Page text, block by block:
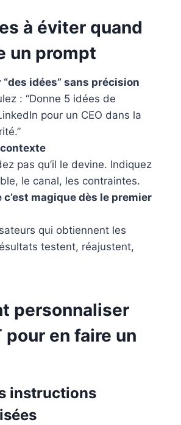
à éviter quand
un prompt
“des idées” sans précision
: “Donne 5 idées de
pour un CEO dans la
pas qu’il le devine. Indiquez
le canal, les contraintes.
c’est magique dès le premier
qui obtiennent les
testent, réajustent,
personnaliser
pour en faire un
instructions